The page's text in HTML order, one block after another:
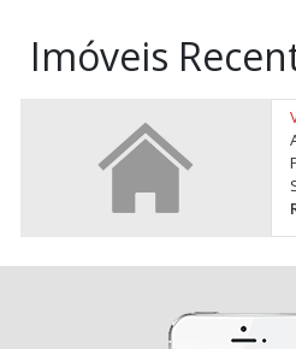
Imóveis